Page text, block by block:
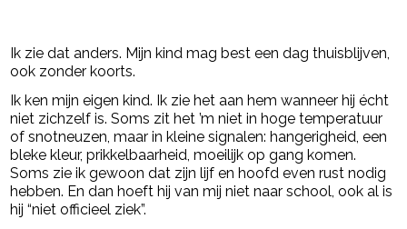
Ik zie dat anders. Mijn kind mag best een dag thuisblijven,
ook zonder koorts.
Ik ken mijn eigen kind. Ik zie het aan hem wanneer hij écht
niet zichzelf is. Soms zit het ’m niet in hoge temperatuur
of snotneuzen, maar in kleine signalen: hangerigheid, een
bleke kleur, prikkelbaarheid, moeilijk op gang komen.
Soms zie ik gewoon dat zijn lijf en hoofd even rust nodig
hebben. En dan hoeft hij van mij niet naar school, ook al is
hij “niet officieel ziek”.